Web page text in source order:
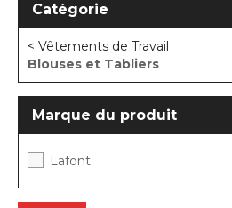
Catégorie
< Vêtements de Travail
Blouses et Tabliers
Marque du produit
Lafont